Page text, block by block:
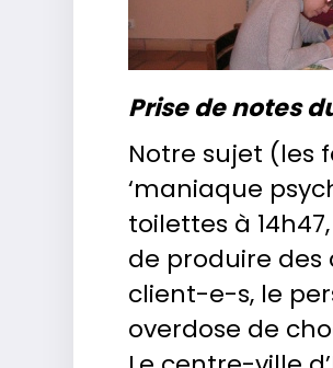
Prise de notes
Notre sujet (les
‘maniaque
toilettes à
de produire des
client-e-s, le
overdose de